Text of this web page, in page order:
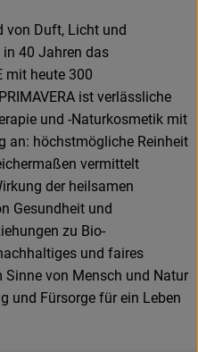
von Duft, Licht und
40 Jahren das
mit heute 300
ist verlässliche
und -Naturkosmetik mit
an: höchstmögliche Reinheit
vermittelt
der heilsamen
Gesundheit und
zu Bio-
und faires
von Mensch und Natur
und Fürsorge für ein Leben